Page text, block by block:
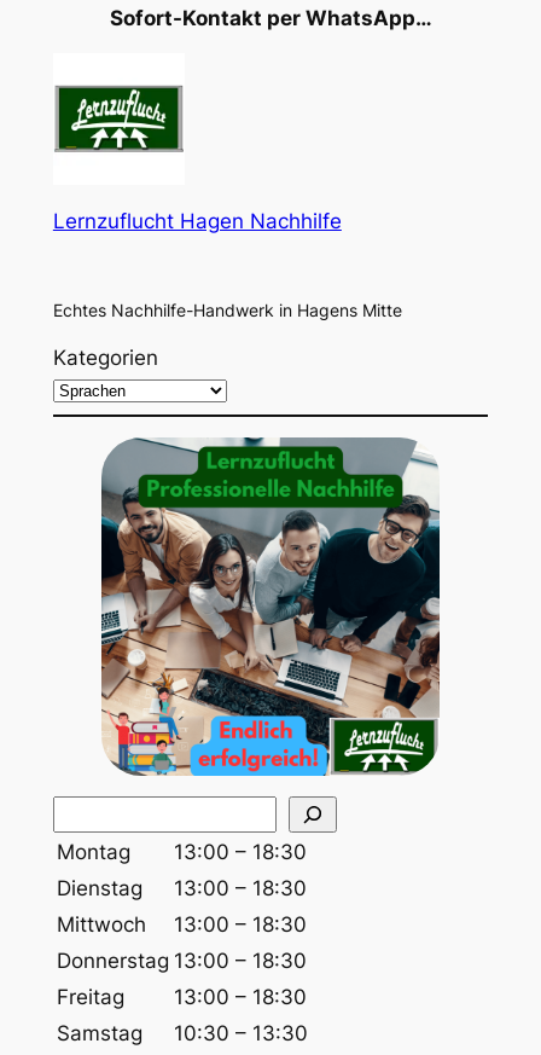
Sofort-Kontakt per WhatsApp…
Lernzuflucht Hagen Nachhilfe
Echtes Nachhilfe-Handwerk in Hagens Mitte
Kategorien
u
e
n
Montag
13:00 – 18:30
Dienstag
13:00 – 18:30
Mittwoch
13:00 – 18:30
Donnerstag 13:00 – 18:30
Freitag
13:00 – 18:30
Samstag
10:30 – 13:30